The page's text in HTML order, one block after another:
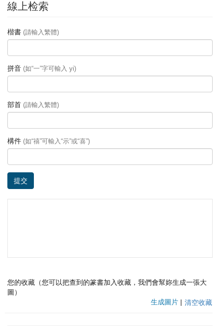
線上检索
楷書 (請輸入繁體)
拼音 (如“一”字可輸入 yi)
部首 (請輸入繁體)
構件 (如“禧”可輸入“示”或“喜”)
提交
您的收藏（您可以把查到的篆書加入收藏，我們會幫妳生成一張大
圖）
生成圖片 | 清空收藏